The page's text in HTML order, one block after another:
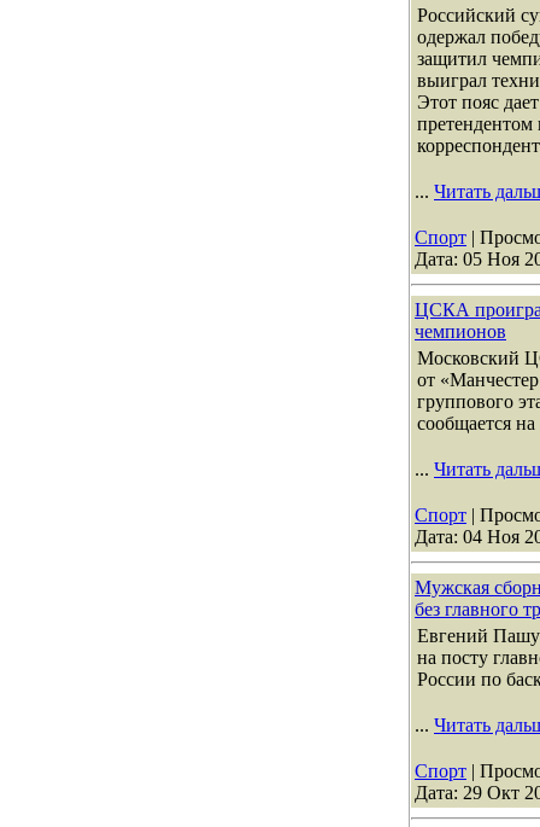
Российский
одержал
защитил
выиграл
Этот пояс
претендентом
... Читать
Спорт |
Дата: 05 Ноя
ЦСКА
чемпионов
Московский
от
группового
сообщается
... Читать
Спорт |
Дата: 04 Ноя
Мужская
без главного
Евгений
на посту
России по
... Читать
Спорт |
Дата: 29 Окт